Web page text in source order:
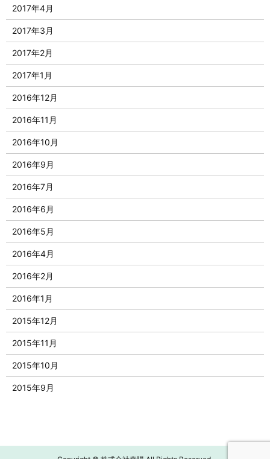
2017年4月
2017年3月
2017年2月
2017年1月
2016年12月
2016年11月
2016年10月
2016年9月
2016年7月
2016年6月
2016年5月
2016年4月
2016年2月
2016年1月
2015年12月
2015年11月
2015年10月
2015年9月